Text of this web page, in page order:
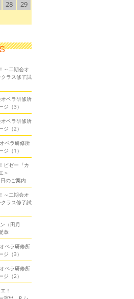
28
29
～二期会オ
ラス修了試
ペラ研修所
ジ（3）
ペラ研修所
ジ（2）
ペラ研修所
ジ（1）
ビゼー『カ
＞
のご案内
～二期会オ
ラス修了試
（田月
章
ペラ研修所
ジ（3）
ペラ研修所
ジ（2）
！